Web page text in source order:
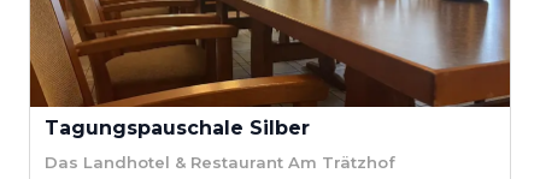
Tagungspauschale Silber
Das Landhotel & Restaurant Am Trätzhof